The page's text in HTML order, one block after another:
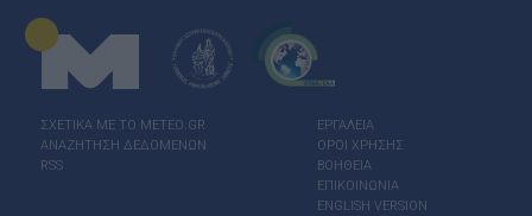
ΣΧΕΤΙΚΑ ΜΕ ΤΟ ΜΕΤΕΟ.GR
ΑΝΑΖΗΤΗΣΗ ΔΕΔΟΜΕΝΩΝ
RSS
ΕΡΓΑΛΕΙΑ
ΟΡΟΙ ΧΡΗΣΗΣ
ΒΟΗΘΕΙΑ
ΕΠΙΚΟΙΝΩΝΙΑ
ENGLISH VERSION